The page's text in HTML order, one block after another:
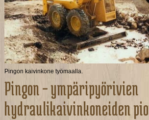
Pingon kaivinkone työmaalla.
Pingon – ympäripyörivien
hydraulikaivinkoneiden